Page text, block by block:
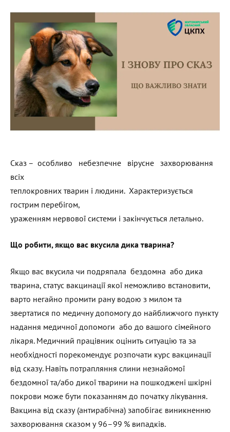
Сказ – особливо небезпечне вірусне захворювання
всіх
теплокровних тварин і людини. Характеризується
гострим перебігом,
ураженням нервової системи і закінчується летально.
Що робити, якщо вас вкусила дика тварина?
Якщо вас вкусила чи подряпала бездомна або дика
тварина, статус вакцинації якої неможливо встановити,
варто негайно промити рану водою з милом та
звертатися по медичну допомогу до найближчого пункту
надання медичної допомоги або до вашого сімейного
лікаря. Медичний працівник оцінить ситуацію та за
необхідності порекомендує розпочати курс вакцинації
від сказу. Навіть потрапляння слини незнайомої
бездомної та/або дикої тварини на пошкоджені шкірні
покрови може бути показанням до початку лікування.
Вакцина від сказу (антирабічна) запобігає виникненню
захворювання сказом у 96–99 % випадків.